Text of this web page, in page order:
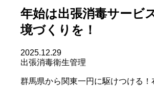
年始は出張消毒サービ
境づくりを！
2025.12.29
出張消毒衛生管理
群馬県から関東一円に駆けつける